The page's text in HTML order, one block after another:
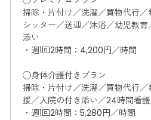
掃除・片付け／洗濯／買物代行
シッター／送迎／沐浴／幼児教
添い
・週1回2時間：4,200円／時間
◯身体介護付きプラン
掃除・片付け／洗濯／買物代行
援／入院の付き添い／24時間看護
・週1回2時間：5,280円／時間